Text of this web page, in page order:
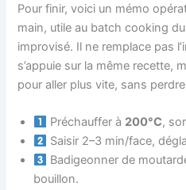
Pour finir, voici un mémo
main, utile au batch cooking
improvisé. Il ne remplace pas
s’appuie sur la même recette,
pour aller plus vite, sans
Préchauffer à 200°C,
Saisir 2–3 min/face,
Badigeonner de
bouillon.